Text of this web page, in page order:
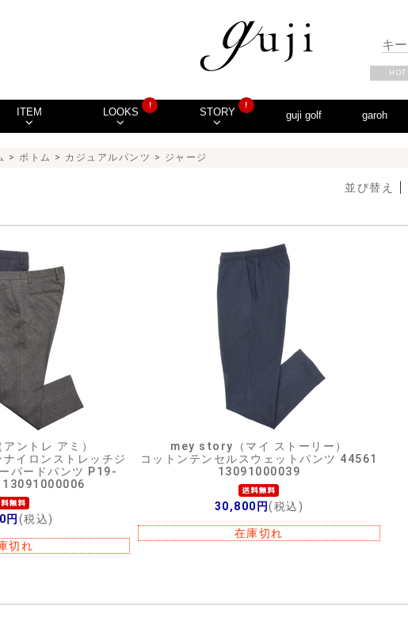
HOT
ITEM LOOKS
!
STORY
!
guji golf garoh
> ボトム > カジュアルパンツ > ジャージ
並び替え
ントレ アミ）
イロンストレッチジ
パードパンツ P19-
円 (税込)
切れ
mey story（マイ ストーリー）
コットンテンセルスウェットパンツ 44561
13091000039
30,800円(税込)
在庫切れ